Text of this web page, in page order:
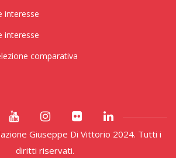
interesse
interesse
comparativa
Giuseppe Di Vittorio 2024. Tutti i
diritti riservati.